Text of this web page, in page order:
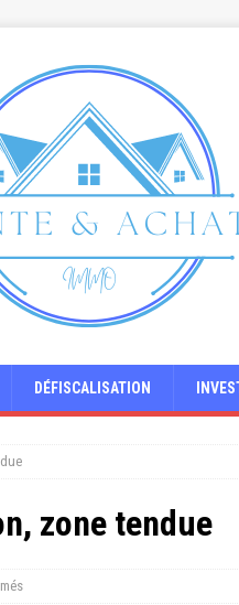
DÉFISCALISATION
zone tendue